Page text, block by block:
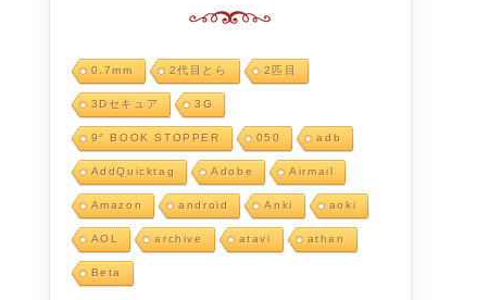
0.7mm 2代目とら 2匹目
3Dセキュア 3G
9° BOOK STOPPER 050 adb
AddQuicktag Adobe Airmail
Amazon android Anki aoki
AOL archive atavi athan
Beta